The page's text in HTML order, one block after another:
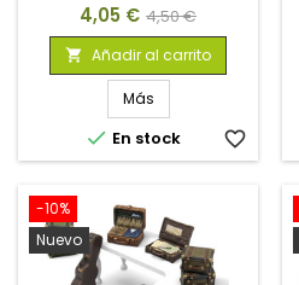
Precio
4,05 € Precio
base
4,50 €
 Añadir al carrito
Más
 En stock favorite_border
-10%
Nuevo